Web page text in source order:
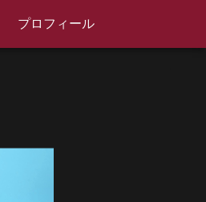
プロフィール